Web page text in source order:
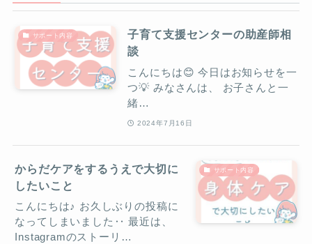
サポート内容
子育て支援センターの助産師相
談
こんにちは😊 今日はお知らせを一
つ💡 みなさんは、 お子さんと一
緒…
2024年7月16日
サポート内容
からだケアをするうえで大切に
したいこと
こんにちは♪ お久しぶりの投稿に
なってしまいました‥ 最近は、
Instagramのストーリ…